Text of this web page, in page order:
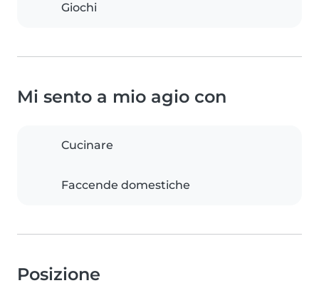
Giochi
Mi sento a mio agio con
Cucinare
Faccende domestiche
Posizione